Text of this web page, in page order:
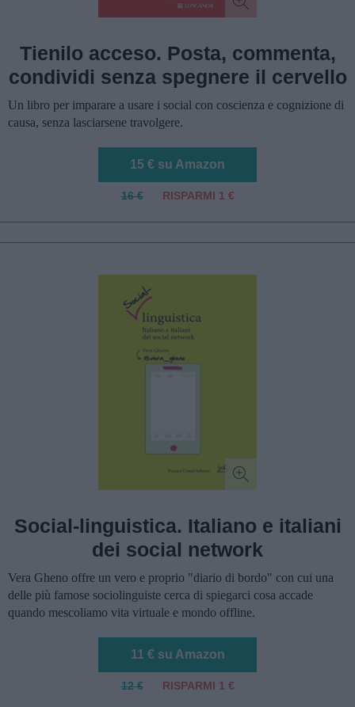
Tienilo acceso. Posta, commenta,
condividi senza spegnere il cervello
Un libro per imparare a usare i social con coscienza e cognizione di
causa, senza lasciarsene travolgere.
15 € su Amazon
16 € RISPARMI 1 €
Social-linguistica. Italiano e italiani
dei social network
Vera Gheno offre un vero e proprio "diario di bordo" con cui una
delle più famose sociolinguiste cerca di spiegarci cosa accade
quando mescoliamo vita virtuale e mondo offline.
11 € su Amazon
12 € RISPARMI 1 €